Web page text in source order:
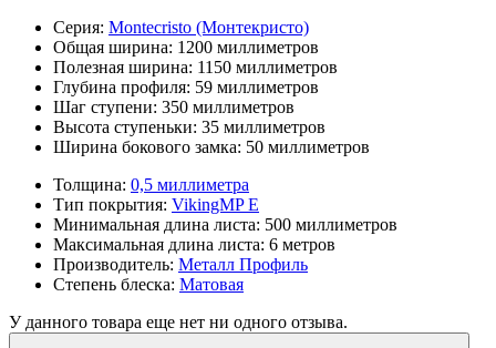
Серия: Montecristo (Монтекристо)
Общая ширина: 1200 миллиметров
Полезная ширина: 1150 миллиметров
Глубина профиля: 59 миллиметров
Шаг ступени: 350 миллиметров
Высота ступеньки: 35 миллиметров
Ширина бокового замка: 50 миллиметров
Толщина: 0,5 миллиметра
Тип покрытия: VikingMP E
Минимальная длина листа: 500 миллиметров
Максимальная длина листа: 6 метров
Производитель: Металл Профиль
Степень блеска: Матовая
У данного товара еще нет ни одного отзыва.